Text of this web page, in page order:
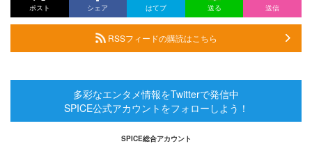
ポスト シェア はてブ 送る 送信
RSSフィードの購読はこちら
多彩なエンタメ情報をTwitterで発信中
SPICE公式アカウントをフォローしよう！
SPICE総合アカウント